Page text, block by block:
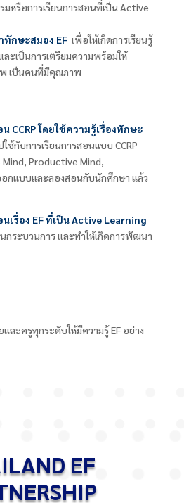
หรือการเรียนการสอนที่เป็นActive
ทักษะสมอง EF เพื่อให้เกิดการเรียนรู้
ะเป็นการเตรียมความพร้อมให้
เป็นคนที่มีคุณภาพ
น CCRP โดยใช้ความรู้เรื่องทักษะ
ใช้กับการเรียนการสอนแบบ CCRP
Productive Mind,
อกแบบและลองสอนกับนักศึกษา แล้ว
เรื่อง EF ที่เป็น Active Learning
นกระบวนการ และทำให้เกิดการพัฒนา
ละครูทุกระดับให้มีความรู้EF อย่าง
EF